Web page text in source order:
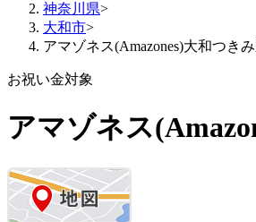
神奈川県>
大和市>
アマゾネス(Amazones)大和つき
お祝い金対象
アマゾネス